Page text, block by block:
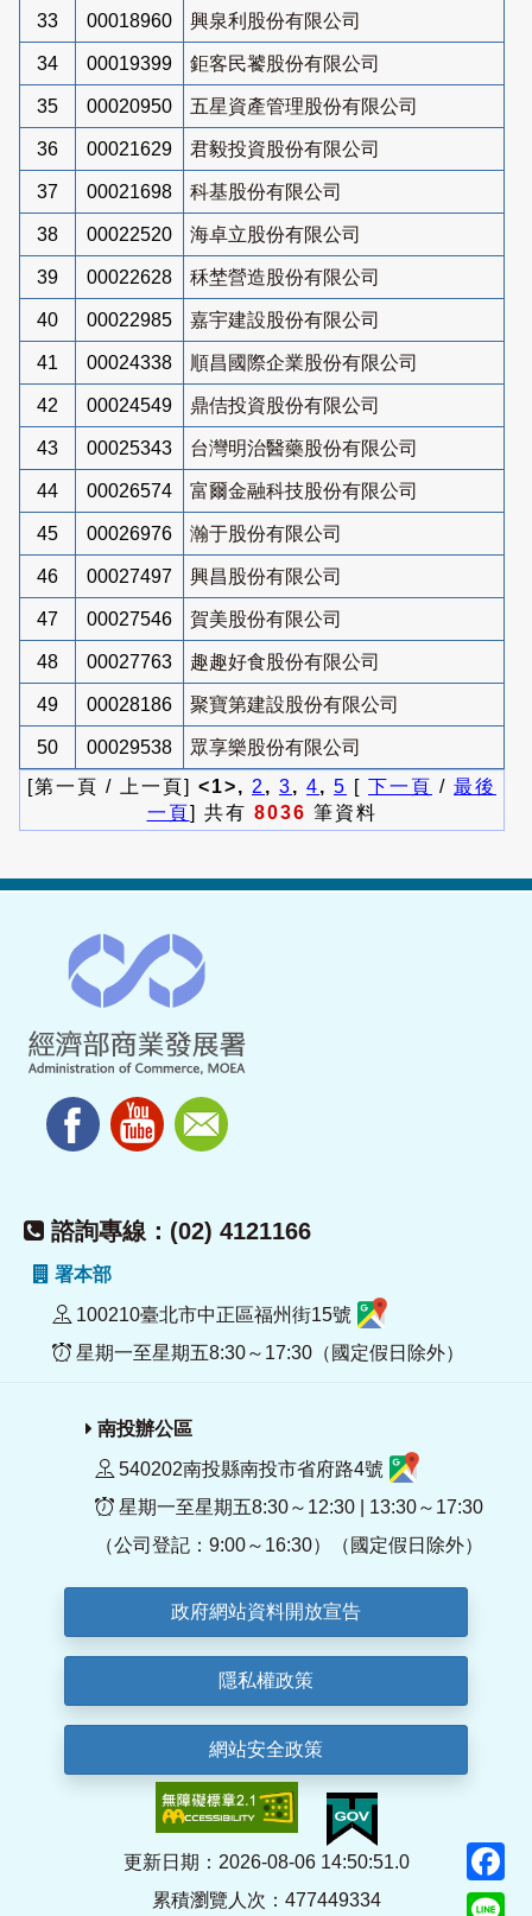
33 00018960 興泉利股份有限公司
34 00019399 鉅客民饕股份有限公司
35 00020950 五星資產管理股份有限公司
36 00021629 君毅投資股份有限公司
37 00021698 科基股份有限公司
38 00022520 海卓立股份有限公司
39 00022628 秝埜營造股份有限公司
40 00022985 嘉宇建設股份有限公司
41 00024338 順昌國際企業股份有限公司
42 00024549 鼎佶投資股份有限公司
43 00025343 台灣明治醫藥股份有限公司
44 00026574 富爾金融科技股份有限公司
45 00026976 瀚于股份有限公司
46 00027497 興昌股份有限公司
47 00027546 賀美股份有限公司
48 00027763 趣趣好食股份有限公司
49 00028186 聚寶第建設股份有限公司
50 00029538
眾享樂股份有限公司
[第一頁 / 上一頁] <1>, 2 , 3, 4, 5 [ 下一頁 / 最後
一頁] 共有 8036 筆資料
諮詢專線：(02) 4121166
署本部
100210臺北市中正區福州街15號
星期一至星期五8:30～17:30（國定假日除外）
南投辦公區
540202南投縣南投市省府路4號
星期一至星期五8:30～12:30 | 13:30～17:30
（公司登記：9:00～16:30）（國定假日除外）
政府網站資料開放宣告
隱私權政策
網站安全政策
更新日期：2026-08-06 14:50:51.0
累積瀏覽人次：477449334